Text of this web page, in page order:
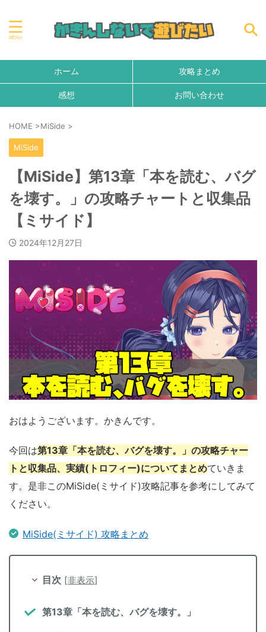
ホーム 攻略まとめ
感想 お問い合わせ
HOME >MiSide >
MiSide
【MiSide】第13章「本を読む、バグ
を壊す。」の攻略チャートと収集品
【ミサイド】
2024年12月27日
おはようございます。かきんです。
今回は第13章「本を読む、バグを壊す。」の攻略チャー
トと収集品、実績(トロフィー)についてまとめていきま
す。是非このMiSide(ミサイド)攻略記事を参考にしてみて
ください。
MiSide(ミサイド) 攻略まとめ
目次 [非表示]
第13章「本を読む、バグを壊す。」